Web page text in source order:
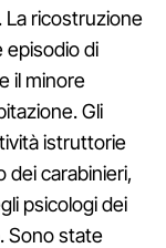
La ricostruzione
episodio di
il minore
Gli
istruttorie
carabinieri,
psicologi dei
Sono state